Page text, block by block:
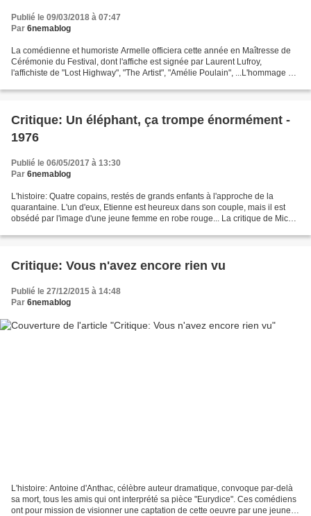
Publié le 09/03/2018 à 07:47
Par 6nemablog
La comédienne et humoriste Armelle officiera cette année en Maîtresse de
Cérémonie du Festival, dont l'affiche est signée par Laurent Lufroy,
l'affichiste de "Lost Highway", "The Artist", "Amélie Poulain", ...L'hommage à
Critique: Un éléphant, ça trompe énormément -
1976
Publié le 06/05/2017 à 13:30
Par 6nemablog
L'histoire: Quatre copains, restés de grands enfants à l'approche de la
quarantaine. L'un d'eux, Etienne est heureux dans son couple, mais il est
obsédé par l'image d'une jeune femme en robe rouge... La critique de Michel
Critique: Vous n'avez encore rien vu
Publié le 27/12/2015 à 14:48
Par 6nemablog
L'histoire: Antoine d'Anthac, célèbre auteur dramatique, convoque par-delà
sa mort, tous les amis qui ont interprété sa pièce "Eurydice". Ces comédiens
ont pour mission de visionner une captation de cette oeuvre par une jeune